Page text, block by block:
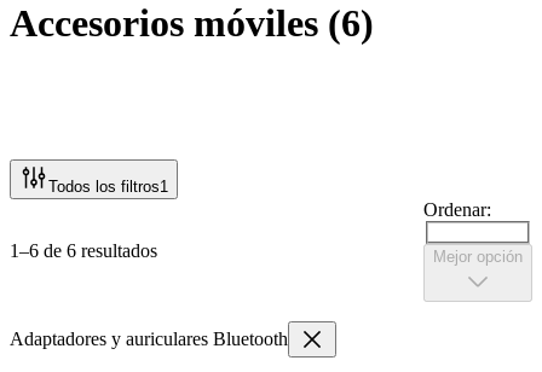
Accesorios móviles (6)
Todos los filtros1
1–6 de 6 resultados
Ordenar:
Mejor opción
Adaptadores y auriculares Bluetooth